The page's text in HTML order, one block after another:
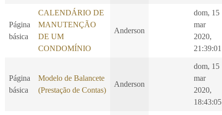
Página
básica
CALENDÁRIO DE
MANUTENÇÃO
DE UM
CONDOMÍNIO
Anderson
dom, 15
mar
2020,
21:39:01
Página
básica
Modelo de Balancete
(Prestação de Contas)
Anderson
dom, 15
mar
2020,
18:43:05